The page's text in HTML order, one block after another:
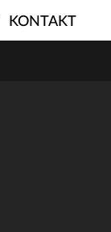
KONTAKT